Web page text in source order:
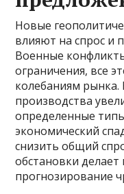
Новые
влияют на спрос и
Военные
ограничения, все
колебаниям
производства
определенные
экономический
снизить общий
обстановки
прогнозирование